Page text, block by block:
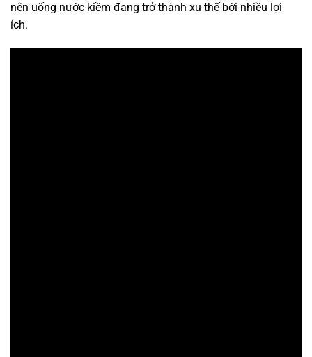
nên uống nước kiềm đang trở thành xu thế bới nhiều lợi
ích.